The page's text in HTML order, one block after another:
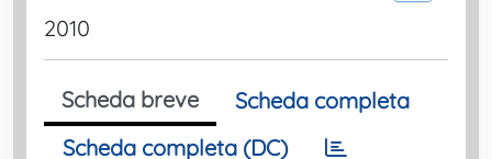
2010
Scheda breve
Scheda completa
Scheda completa (DC)